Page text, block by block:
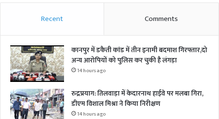
Recent Comments
कानपुर में डकैती कांड में तीन इनामी बदमाश गिरफ्तार,दो
अन्य आरोपियों को पुलिस कर चुकी है लंगड़ा
14 hours ago
रुद्रप्रयाग: तिलवाड़ा में केदारनाथ हाईवे पर मलबा गिरा,
डीएम विशाल मिश्रा ने किया निरीक्षण
14 hours ago